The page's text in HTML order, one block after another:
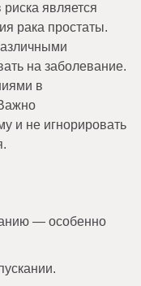
является
рака простаты.
на заболевание.
в
и не игнорировать
— особенно